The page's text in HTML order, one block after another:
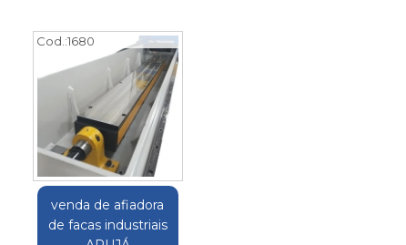
Cod.:1680
venda de afiadora
de facas industriais